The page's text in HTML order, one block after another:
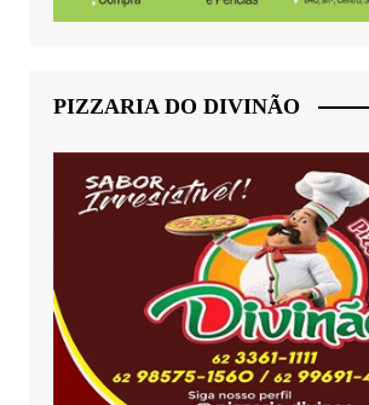
PIZZARIA DO DIVINÃO